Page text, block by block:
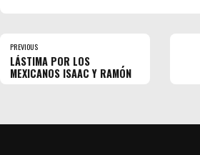
PREVIOUS
LÁSTIMA POR LOS
MEXICANOS ISAAC Y RAMÓN